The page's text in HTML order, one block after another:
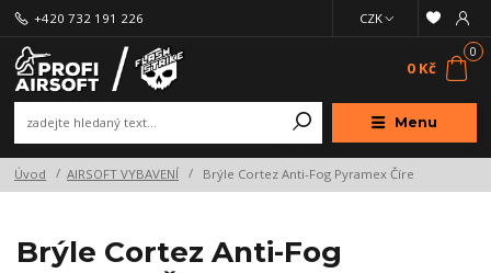
Menu
CZK
+420 732 191 226
0
0 Kč
Úvod AIRSOFT VYBAVENÍ Brýle Cortez Anti-Fog Pyramex Číre
Brýle Cortez Anti-Fog